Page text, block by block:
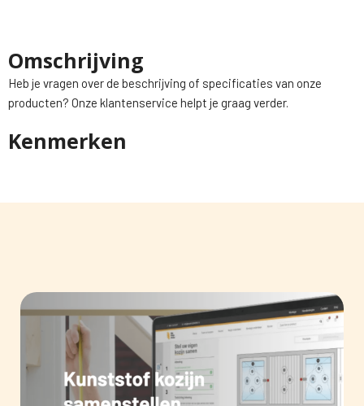
Omschrijving
Heb je vragen over de beschrijving of specificaties van onze
producten? Onze klantenservice helpt je graag verder.
Kenmerken